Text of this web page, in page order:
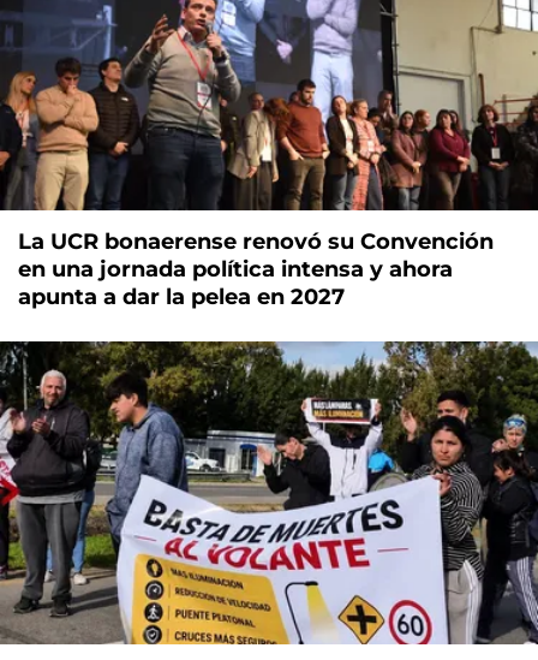
La UCR bonaerense renovó su Convención
en una jornada política intensa y ahora
apunta a dar la pelea en 2027